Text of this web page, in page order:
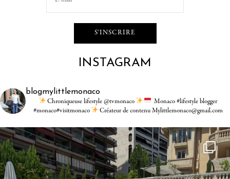
INSTAGRAM
blogmylittlemonaco
Chroniqueuse lifestyle @tvmonaco
Monaco #lifestyle blogger
#monaco#visitmonaco
Créateur de contenu Mylittlemonaco@gmail.com